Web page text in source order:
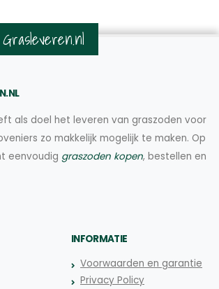
als doel het leveren van graszoden voor
zo makkelijk mogelijk te maken. Op
eenvoudig graszoden kopen, bestellen en
INFORMATIE
Voorwaarden en garantie
Privacy Policy